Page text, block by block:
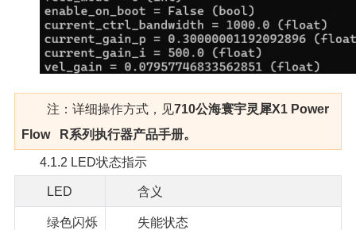
注：详细操作方式，见710公海寰宇灵犀X1 Power
Flow R系列执行器产品手册。
4.1.2 LED状态指示
LED 含义
绿色闪烁 失能状态